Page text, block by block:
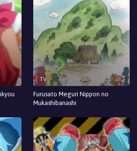
TV
Furusato Meguri Nippon no
Mukashibanashi